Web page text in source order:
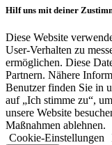
Hilf uns mit deiner
Diese Website
User-Verhalten zu
ermöglichen. Diese
Partnern. Nähere
Benutzer finden Sie in
auf „Ich stimme zu“,
unsere Website
Maßnahmen ablehnen.
Cookie-Einstellungen